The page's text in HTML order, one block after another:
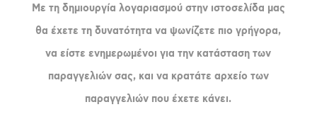
Με τη δημιουργία λογαριασμού στην ιστοσελίδα μας
θα έχετε τη δυνατότητα να ψωνίζετε πιο γρήγορα,
να είστε ενημερωμένοι για την κατάσταση των
παραγγελιών σας, και να κρατάτε αρχείο των
παραγγελιών που έχετε κάνει.